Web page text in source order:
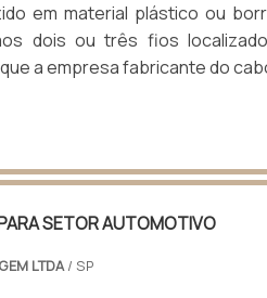
em material plástico ou
dois ou três fios
a empresa fabricante do
SETOR AUTOMOTIVO
LTDA/ SP